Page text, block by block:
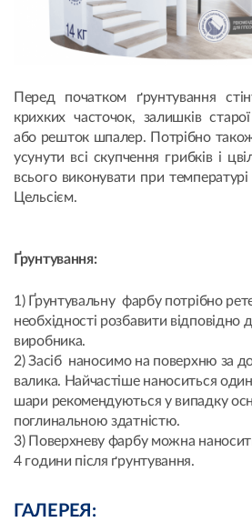
Перед початком ґрунтування
крихких часточок, залишків
або решток шпалер. Потрібно
усунути всі скупчення грибків і
всього виконувати при
Цельсієм.
Ґрунтування:
1) Ґрунтувальну фарбу потрібно
необхідності розбавити відповідно
виробника.
2) Засіб наносимо на поверхню за
валика. Найчастіше наноситься
шари рекомендуються у випадку
поглинальною здатністю.
3) Поверхневу фарбу можна
4 години після ґрунтування.
ГАЛЕРЕЯ: